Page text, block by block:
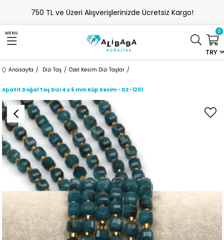
750 TL ve Üzeri Alışverişlerinizde Ücretsiz Kargo!
MENU
TRY
0
Anasayfa Dizi Taş Özel Kesim Dizi Taşlar
Apatit Doğal Taş Dizi 4 x 5 mm Küp Kesim - DZ-1201